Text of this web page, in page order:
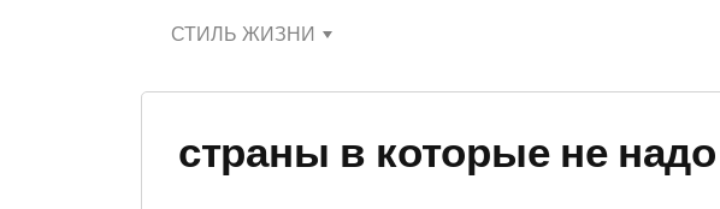
СТИЛЬ ЖИЗНИ
страны в которые не